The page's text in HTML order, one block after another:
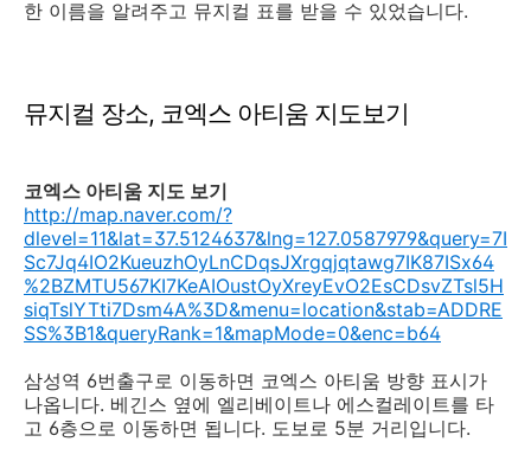
한 이름을 알려주고 뮤지컬 표를 받을 수 있었습니다.
뮤지컬 장소, 코엑스 아티움 지도보기
코엑스 아티움 지도 보기
http://map.naver.com/?
dlevel=11&lat=37.5124637&lng=127.0587979&query=7I
Sc7Jq4IO2KueuzhOyLnCDqsJXrgqjqtawg7IK87ISx64
%2BZMTU567KI7KeAIOustOyXreyEvO2EsCDsvZTsl5H
siqTslYTti7Dsm4A%3D&menu=location&stab=ADDRE
SS%3B1&queryRank=1&mapMode=0&enc=b64
삼성역 6번출구로 이동하면 코엑스 아티움 방향 표시가
나옵니다. 베긴스 옆에 엘리베이트나 에스컬레이트를 타
고 6층으로 이동하면 됩니다. 도보로 5분 거리입니다.